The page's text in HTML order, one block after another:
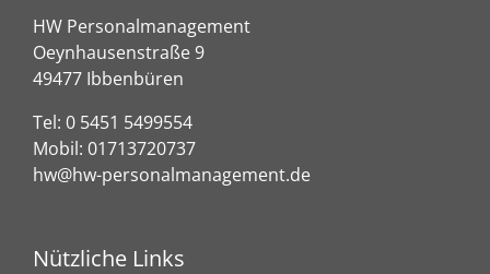
HW Personalmanagement
Oeynhausenstraße 9
49477 Ibbenbüren
Tel: 0 5451 5499554
Mobil: 01713720737
hw@hw-personalmanagement.de
Nützliche Links